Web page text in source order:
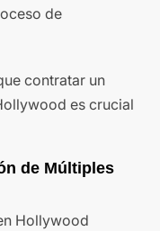
de
contratar un
es crucial
de Múltiples
Hollywood